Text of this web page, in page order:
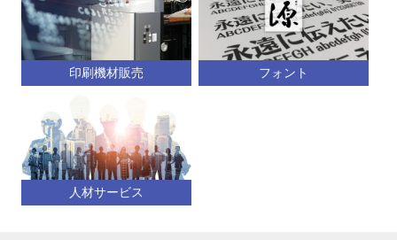
印刷機材販売 フォント
人材サービス